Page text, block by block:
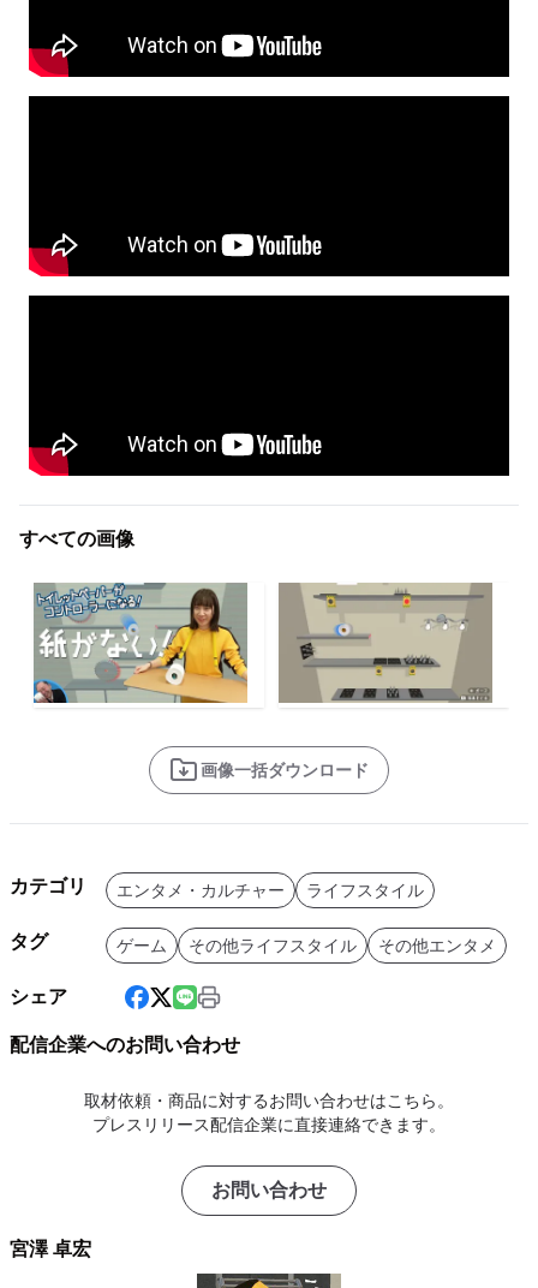
すべての画像
画像一括ダウンロード
カテゴリ エンタメ・カルチャー ライフスタイル
タグ ゲーム その他ライフスタイル その他エンタメ
シェア
配信企業へのお問い合わせ
取材依頼・商品に対するお問い合わせはこちら。
プレスリリース配信企業に直接連絡できます。
お問い合わせ
宮澤 卓宏